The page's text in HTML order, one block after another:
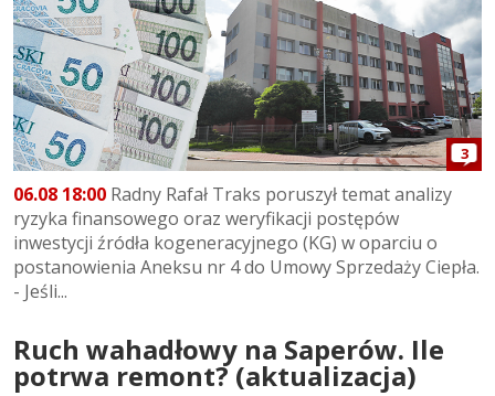
3
06.08 18:00 Radny Rafał Traks poruszył temat analizy
ryzyka finansowego oraz weryfikacji postępów
inwestycji źródła kogeneracyjnego (KG) w oparciu o
postanowienia Aneksu nr 4 do Umowy Sprzedaży Ciepła.
- Jeśli...
Ruch wahadłowy na Saperów. Ile
potrwa remont? (aktualizacja)